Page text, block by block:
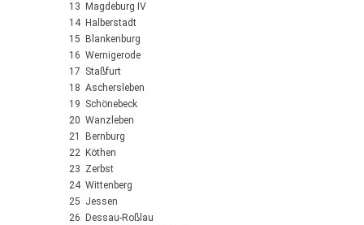
13 Magdeburg IV
14 Halberstadt
15 Blankenburg
16 Wernigerode
17 Staßfurt
18 Aschersleben
19 Schönebeck
20 Wanzleben
21 Bernburg
22 Köthen
23 Zerbst
24 Wittenberg
25 Jessen
26 Dessau-Roßlau